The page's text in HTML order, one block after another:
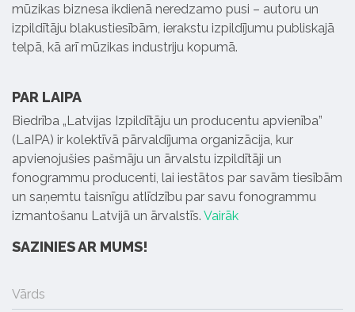
mūzikas biznesa ikdienā neredzamo pusi – autoru un
izpildītāju blakustiesībām, ierakstu izpildījumu publiskajā
telpā, kā arī mūzikas industriju kopumā.
PAR LAIPA
Biedrība „Latvijas Izpildītāju un producentu apvienība”
(LaIPA) ir kolektīvā pārvaldījuma organizācija, kur
apvienojušies pašmāju un ārvalstu izpildītāji un
fonogrammu producenti, lai iestātos par savām tiesībām
un saņemtu taisnīgu atlīdzību par savu fonogrammu
izmantošanu Latvijā un ārvalstīs. Vairāk
SAZINIES AR MUMS!
Vārds